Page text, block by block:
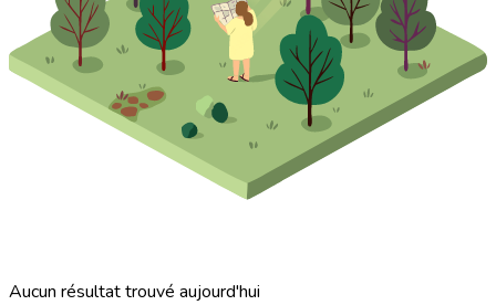
Aucun résultat trouvé aujourd'hui